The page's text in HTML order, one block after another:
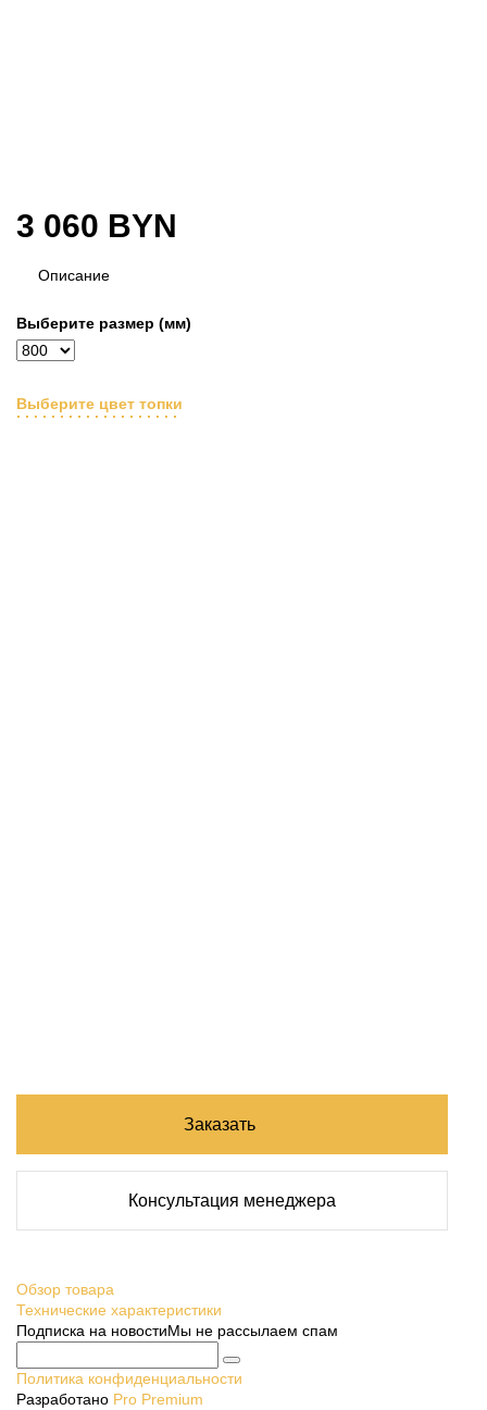
3 060 BYN
Описание
Выберите размер (мм)
Выберите цвет топки
Заказать
Консультация менеджера
Обзор товара
Технические характеристики
Подписка на новостиМы не рассылаем спам
Политика конфиденциальности
Разработано Pro Premium